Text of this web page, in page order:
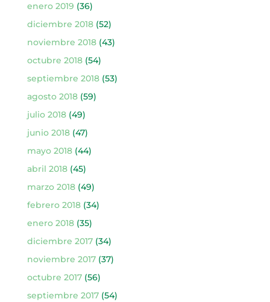
enero 2019 (36)
diciembre 2018(52)
noviembre 2018(43)
octubre 2018(54)
septiembre 2018(53)
agosto 2018(59)
julio 2018(49)
junio 2018(47)
mayo 2018(44)
abril 2018(45)
marzo 2018(49)
febrero 2018(34)
enero 2018(35)
diciembre 2017(34)
noviembre 2017(37)
octubre 2017(56)
septiembre 2017(54)